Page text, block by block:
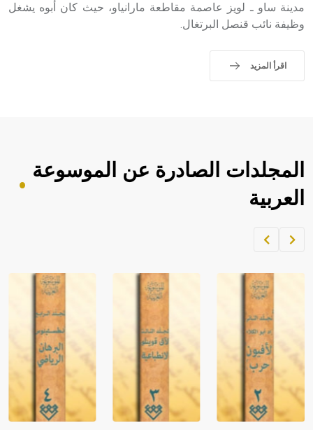
الملوك الذين حكموا مدينة إديسا (الرها) من أبجر الأول وحتى
التاسع، وهم ينتسبون إلى أسرة أوسروين
مدينة ساو ـ لويز عاصمة مقاطعة مارانياو، حيث كان أبوه يشغل
وظيفة نائب قنصل البرتغال.
اقرأ المزيد
المجلدات الصادرة عن الموسوعة
العربية